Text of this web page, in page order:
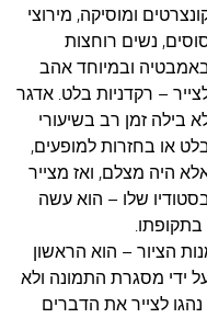
ומוסיקה, מירוצי
נשים רוחצות
ובמיוחד אהב
– רקדניות בלט. אדגר
בילה זמן רב בשיעורי
או בחזרות למופעים,
היה מצלם, ואז מצייר
שלו – הוא עשה
הציור – הוא הראשון
ידי מסגרת התמונה ולא
לצייר את הדברים